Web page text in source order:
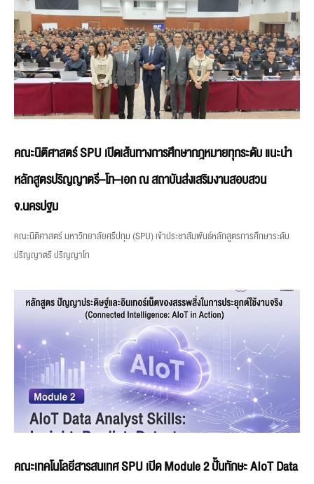
คณะนิติศาสตร์ SPU เปิดเส้นทางการศึกษากฎหมายทุกระดับ แนะนำ
หลักสูตรปริญญาตรี–โท–เอก ณ สถาบันส่งเสริมงานสอบสวน
จ.นครปฐม
คณะนิติศาสตร์ มหาวิทยาลัยศรีปทุม (SPU) เข้าประชาสัมพันธ์หลักสูตรการศึกษาระดับ
ปริญญาตรี ปริญญาโท
คณะเทคโนโลยีสารสนเทศ SPU เปิด Module 2 ปั้นทักษะ AIoT Data